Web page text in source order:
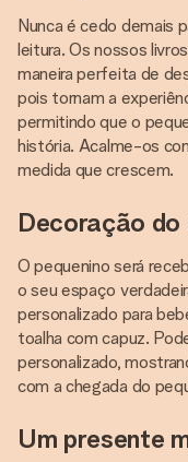
Nunca é cedo demais
leitura. Os nossos
maneira perfeita de
pois tornam a
permitindo que o
história. Acalme-os
medida que crescem.
Decoração
O pequenino será
o seu espaço
personalizado para
toalha com capuz.
personalizado,
com a chegada do
Um presente